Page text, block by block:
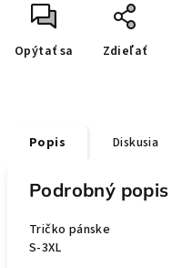
Opýtať sa Zdieľať
Popis Diskusia
Podrobný popis
Tričko pánske
S-3XL